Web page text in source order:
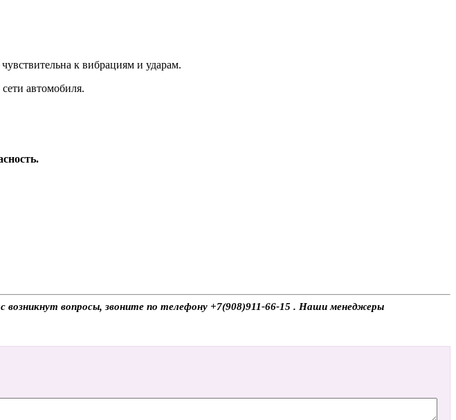
к вибрациям и ударам.
автомобиля.
возникнут вопросы, звоните по телефону +7(908)911-66-15 . Наши менеджеры